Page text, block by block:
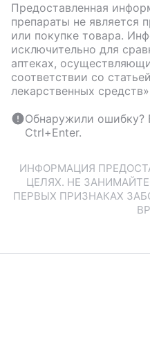
Предоставленная
препараты не является
или покупке товара.
исключительно для
аптеках,
соответствии со
лекарственных
Обнаружили ошибку?
Ctrl+Enter.
ИНФОРМАЦИЯ
ЦЕЛЯХ. НЕ
ПЕРВЫХ ПРИЗНАКАХ